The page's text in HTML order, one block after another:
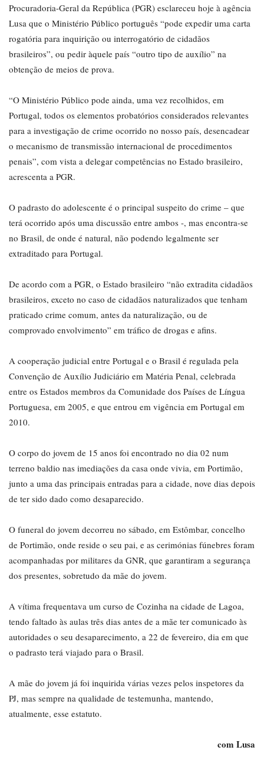
Procuradoria-Geral da República (PGR) esclareceu hoje à agência
Lusa que o Ministério Público português “pode expedir uma carta
rogatória para inquirição ou interrogatório de cidadãos
brasileiros”, ou pedir àquele país “outro tipo de auxílio” na
obtenção de meios de prova.
“O Ministério Público pode ainda, uma vez recolhidos, em
Portugal, todos os elementos probatórios considerados relevantes
para a investigação de crime ocorrido no nosso país, desencadear
o mecanismo de transmissão internacional de procedimentos
penais”, com vista a delegar competências no Estado brasileiro,
acrescenta a PGR.
O padrasto do adolescente é o principal suspeito do crime – que
terá ocorrido após uma discussão entre ambos -, mas encontra-se
no Brasil, de onde é natural, não podendo legalmente ser
extraditado para Portugal.
De acordo com a PGR, o Estado brasileiro “não extradita cidadãos
brasileiros, exceto no caso de cidadãos naturalizados que tenham
praticado crime comum, antes da naturalização, ou de
comprovado envolvimento” em tráfico de drogas e afins.
A cooperação judicial entre Portugal e o Brasil é regulada pela
Convenção de Auxílio Judiciário em Matéria Penal, celebrada
entre os Estados membros da Comunidade dos Países de Língua
Portuguesa, em 2005, e que entrou em vigência em Portugal em
2010.
O corpo do jovem de 15 anos foi encontrado no dia 02 num
terreno baldio nas imediações da casa onde vivia, em Portimão,
junto a uma das principais entradas para a cidade, nove dias depois
de ter sido dado como desaparecido.
O funeral do jovem decorreu no sábado, em Estômbar, concelho
de Portimão, onde reside o seu pai, e as cerimónias fúnebres foram
acompanhadas por militares da GNR, que garantiram a segurança
dos presentes, sobretudo da mãe do jovem.
A vítima frequentava um curso de Cozinha na cidade de Lagoa,
tendo faltado às aulas três dias antes de a mãe ter comunicado às
autoridades o seu desaparecimento, a 22 de fevereiro, dia em que
o padrasto terá viajado para o Brasil.
A mãe do jovem já foi inquirida várias vezes pelos inspetores da
PJ, mas sempre na qualidade de testemunha, mantendo,
atualmente, esse estatuto.
com Lusa